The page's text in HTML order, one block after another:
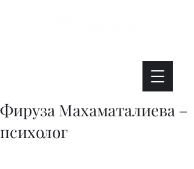
Фируза Махаматалиева –
психолог